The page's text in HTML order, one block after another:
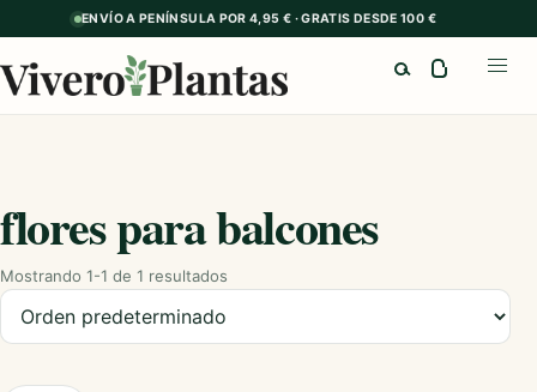
ENVÍO A PENÍNSULA POR 4,95 € · GRATIS DESDE 100 €
flores para balcones
Mostrando 1-1 de 1 resultados
Ordenar productos